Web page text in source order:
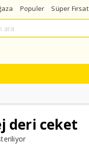
Populer Süper Fırsat
deri ceket